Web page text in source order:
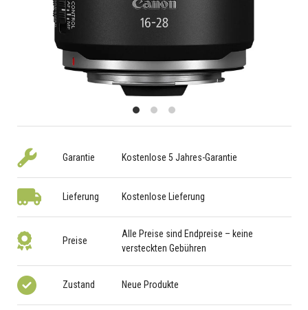
Garantie Kostenlose 5 Jahres-Garantie
Lieferung Kostenlose Lieferung
Preise
Alle Preise sind Endpreise – keine
versteckten Gebühren
Zustand Neue Produkte